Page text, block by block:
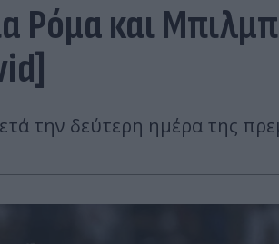
Ρόμα και
την δεύτερη ημέρα της